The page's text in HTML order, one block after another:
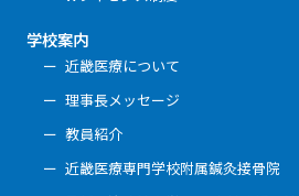
学校案内
近畿医療について
理事長メッセージ
教員紹介
近畿医療専門学校附属鍼灸接骨院